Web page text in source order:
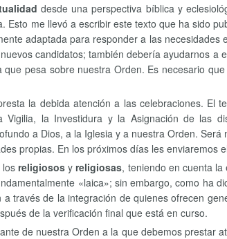
desde una perspectiva bíblica y
Esto me llevó a escribir este texto que ha sido
adaptada para responder a las
candidatos; también debería ayudarnos
pesa sobre nuestra Orden. Es necesario
la debida atención a las celebraciones. El
la Investidura y la Asignación de las
a Dios, a la Iglesia y a nuestra Orden.
propias. En los próximos días les enviaremos
los religiososy religiosas, teniendo en cuenta
«laica»; sin embargo, como ha
través de la integración de quienes ofrecen
de la verificación final que está en curso.
de nuestra Orden a la que debemos prestar